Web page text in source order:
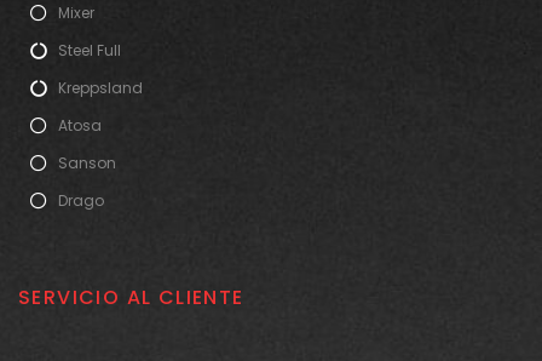
Mixer
Steel Full
Kreppsland
Atosa
Sanson
Drago
SERVICIO AL CLIENTE